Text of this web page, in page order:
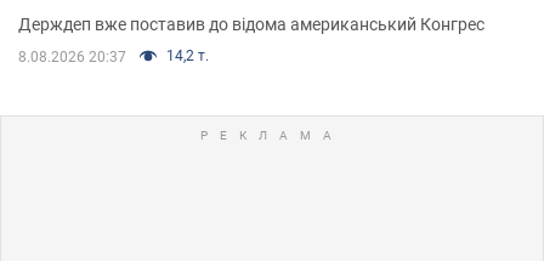
Держдеп вже поставив до відома американський Конгрес
8.08.2026 20:37 14,2 т.